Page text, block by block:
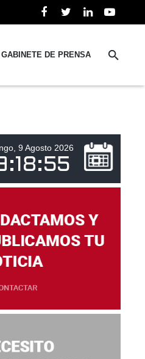
GABINETE DE PRENSA
9 Agosto 2026
:18:55